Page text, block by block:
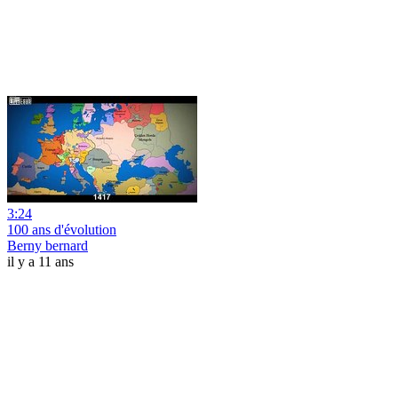
3:24
100 ans d'évolution
Berny bernard
il y a 11 ans